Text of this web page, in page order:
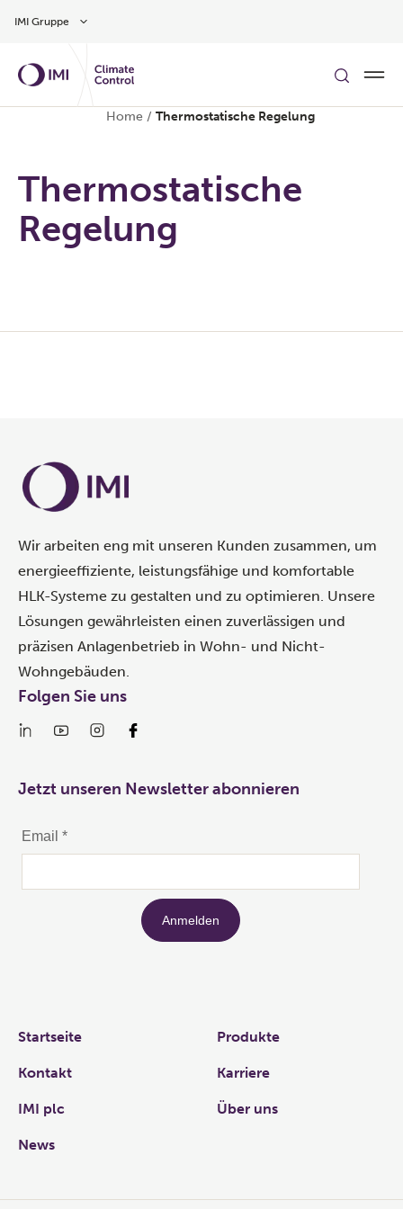
IMI Gruppe
Home / Thermostatische Regelung
Thermostatische
Regelung
Wir arbeiten eng mit unseren Kunden zusammen, um
energieeffiziente, leistungsfähige und komfortable
HLK-Systeme zu gestalten und zu optimieren. Unsere
Lösungen gewährleisten einen zuverlässigen und
präzisen Anlagenbetrieb in Wohn- und Nicht-
Wohngebäuden.
Links
Startseite Produkte
Kontakt Karriere
IMI plc Über uns
News
Folgen Sie uns
Jetzt unseren Newsletter abonnieren